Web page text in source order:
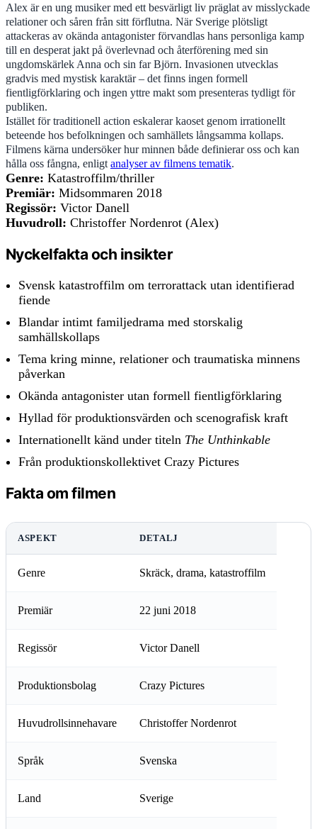
Alex är en ung musiker med ett besvärligt liv präglat av misslyckade
relationer och såren från sitt förflutna. När Sverige plötsligt
attackeras av okända antagonister förvandlas hans personliga kamp
till en desperat jakt på överlevnad och återförening med sin
ungdomskärlek Anna och sin far Björn. Invasionen utvecklas
gradvis med mystisk karaktär – det finns ingen formell
fientligförklaring och ingen yttre makt som presenteras tydligt för
publiken.
Istället för traditionell action eskalerar kaoset genom irrationellt
beteende hos befolkningen och samhällets långsamma kollaps.
Filmens kärna undersöker hur minnen både definierar oss och kan
hålla oss fångna, enligtanalyser av filmens tematik.
Genre: Katastroffilm/thriller
Premiär: Midsommaren 2018
Regissör: Victor Danell
Huvudroll: Christoffer Nordenrot (Alex)
Nyckelfakta och insikter
Svensk katastroffilm om terrorattack utan identifierad
fiende
Blandar intimt familjedrama med storskalig
samhällskollaps
Tema kring minne, relationer och traumatiska minnens
påverkan
Okända antagonister utan formell fientligförklaring
Hyllad för produktionsvärden och scenografisk kraft
Internationellt känd under titeln The Unthinkable
Från produktionskollektivet Crazy Pictures
Fakta om filmen
ASPEKT DETALJ
Genre Skräck, drama, katastroffilm
Premiär 22 juni 2018
Regissör Victor Danell
Produktionsbolag Crazy Pictures
Huvudrollsinnehavare Christoffer Nordenrot
Språk Svenska
Land Sverige